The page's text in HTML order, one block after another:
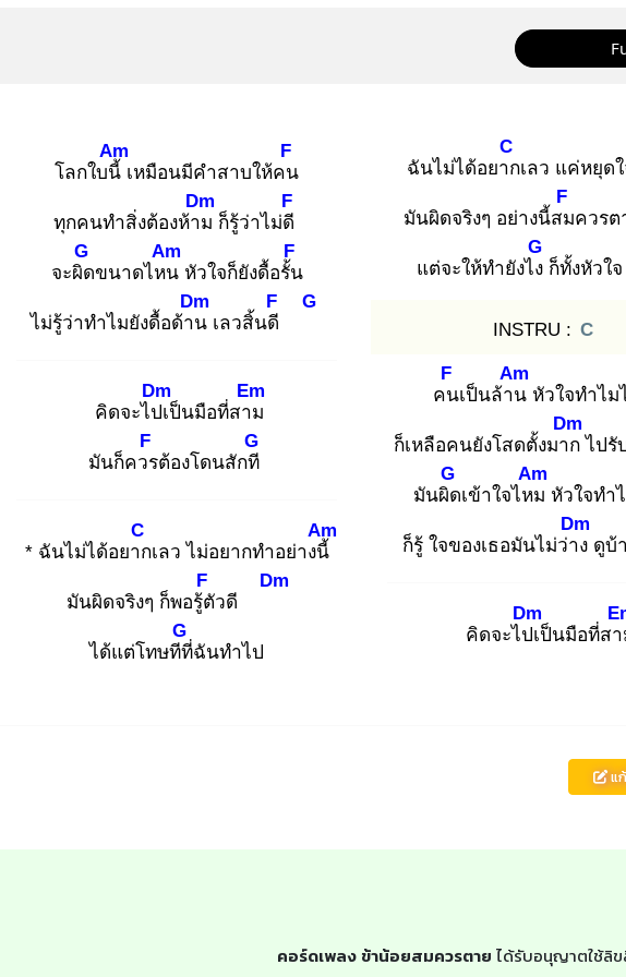
โลกใบนี้
Am
เหมือนมีคำสาบให้คน
F
ทุกคนทำสิ่งต้องห้าม
Dm
ก็รู้ว่าไม่ดี
F
จะผิด
G
ขนาดไหน
Am
หัวใจก็ยังดื้อรั้น
F
ไม่รู้ว่าทำไมยังดื้อด้าน
Dm
เลวสิ้นดี
F G
คิดจะไปเ
Dm
ป็นมือที่สาม
Em
มันก็ควร
F
ต้องโดนสักที
G
* ฉันไม่ได้อยาก
C
เลว ไม่อยากทำอย่างนี้
Am
มันผิดจริงๆ ก็พอรู้ตั
F
วดี
Dm
ได้แต่โทษทีที่
G
ฉันทำไป
ฉันไม่ได้อยาก
C
เลว แค่หยุด
มันผิดจริงๆ อย่างนี้สม
F
คว
แต่จะให้ทำยังไง
G
ก็ทั้งหัวใจ
INSTRU : C
คน
F
เป็นล้าน
Am
หัวใจทำไม
ก็เหลือคนยังโสดตั้งมาก
Dm
ไปรั
มันผิด
G
เข้าใจไหม
Am
หัวใจทำ
ก็รู้ ใจของเธอมันไม่ว่าง
Dm
ดูบ้
คิดจะไปเ
Dm
ป็นมือที่สา
แ
คอร์ดเพลง ข้าน้อยสมควรตาย ได้รับอนุญาตใช้ลิข